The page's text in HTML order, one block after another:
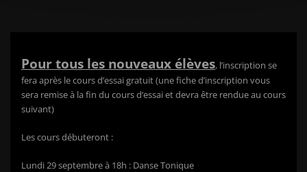
Pour tous les nouveaux élèves, l’inscription se
fera après le cours d’essai gratuit (une fiche d’inscription vous
sera remise à la fin du cours d’essai et devra être rendue au cours
suivant)
Les cours débuteront :
Lundi 29 septembre à 18h : Danse Tonique